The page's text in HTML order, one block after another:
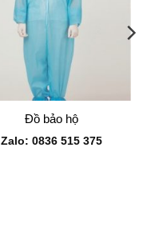
Đồ bảo hộ
Zalo: 0836 515 375